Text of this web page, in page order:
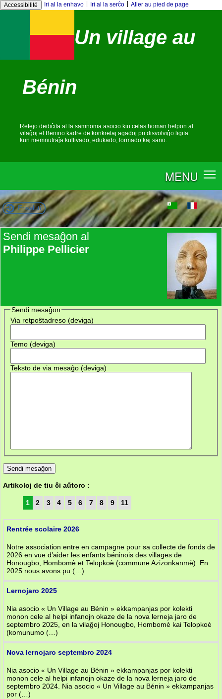
Accessibilité Iri al la enhavo Iri al la serĉo Aller au pied de page
Un village au
Bénin
Retejo dediĉita al la samnoma asocio kiu celas homan helpon al
vilaĝoj el Benino kadre de konkretaj agadoj pri disvolviĝo ligita
kun memnutraĵa kultivado, edukado, formado kaj sano.
MENU
Ensaluti
Sendi mesaĝon al
Philippe Pellicier
Sendi mesaĝon
Via retpoŝtadreso (deviga)
Temo (deviga)
Teksto de via mesaĝo (deviga)
Artikoloj de tiu ĉi aŭtoro :
1 2 3 4 5 6 7 8 9 11
Rentrée scolaire 2026
Notre association entre en campagne pour sa collecte de fonds de
2026 en vue d’aider les enfants béninois des villages de
Honougbo, Hombomè et Telopkoè (commune Azizonkanmè). En
2025 nous avons pu (…)
Lernojaro 2025
Nia asocio « Un Village au Bénin » ekkampanjas por kolekti
monon cele al helpi infanojn okaze de la nova lerneja jaro de
septembro 2025, en la vilaĝoj Honougbo, Hombomè kai Telopkoè
(komunumo (…)
Nova lernojaro septembro 2024
Nia asocio « Un Village au Bénin » ekkampanjas por kolekti
monon cele al helpi infanojn okaze de la nova lerneja jaro de
septembro 2024. Nia asocio « Un Village au Bénin » ekkampanjas
por (…)